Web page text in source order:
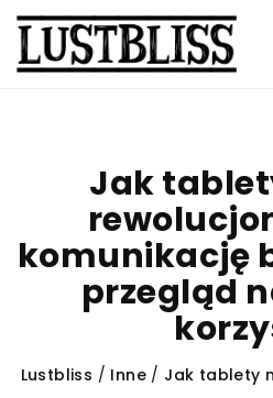
Jak
komunikację
przegląd
Lustbliss / Inne / Jak tablety